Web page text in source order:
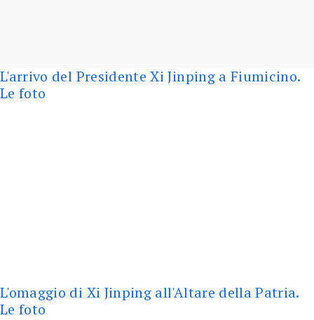
L'arrivo del Presidente Xi Jinping a Fiumicino.
Le foto
L'omaggio di Xi Jinping all'Altare della Patria.
Le foto